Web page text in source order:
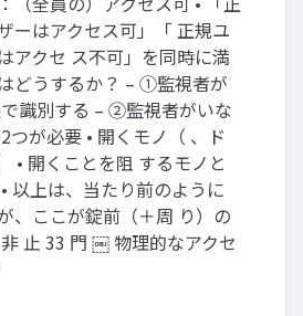
ーはアクセス可」「 正規ユ
アクセ ス不可」を同時に満
どうするか？ – ①監視者が
識別する – ②監視者がいな
つが必要 • 開くモノ（ 、ド
• 開くことを阻 するモノと
以上は、当たり前のように
、ここが錠前（＋周 り）の
止 33 門 ￼ 物理的なアクセ